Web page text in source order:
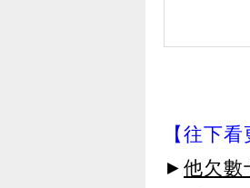
【往下看
► 他欠數